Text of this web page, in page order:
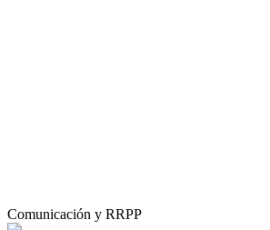
Comunicación y RRPP